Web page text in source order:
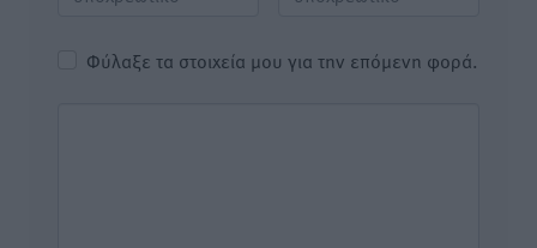
Φύλαξε τα στοιχεία μου για την επόμενη φορά.